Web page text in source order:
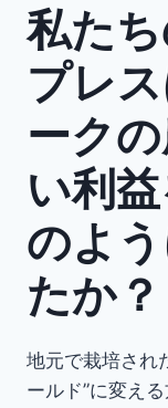
私た
プレ
ーク
い利
のよ
たか？
地元で栽培され
ールド”に変え